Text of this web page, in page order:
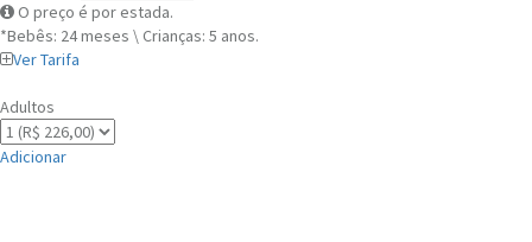
O preço é por estada.
*Bebês: 24 meses \ Crianças: 5 anos.
Ver Tarifa
Adultos
Adicionar